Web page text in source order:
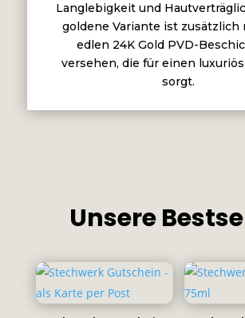
Langlebigkeit und
goldene Variante ist zusätzlich
edlen 24K Gold PVD-
versehen, die für einen
sorgt.
Unsere